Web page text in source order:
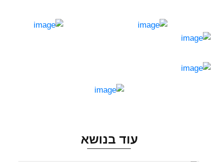
עוד בנושא